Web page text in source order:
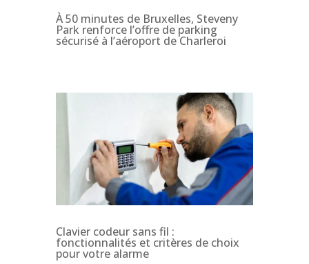
À 50 minutes de Bruxelles, Steveny
Park renforce l’offre de parking
sécurisé à l’aéroport de Charleroi
Clavier codeur sans fil :
fonctionnalités et critères de choix
pour votre alarme